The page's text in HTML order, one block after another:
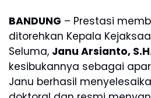
BANDUNG – Prestasi
ditorehkan Kepala
Seluma, Janu Arsianto,
kesibukannya sebagai
Janu berhasil